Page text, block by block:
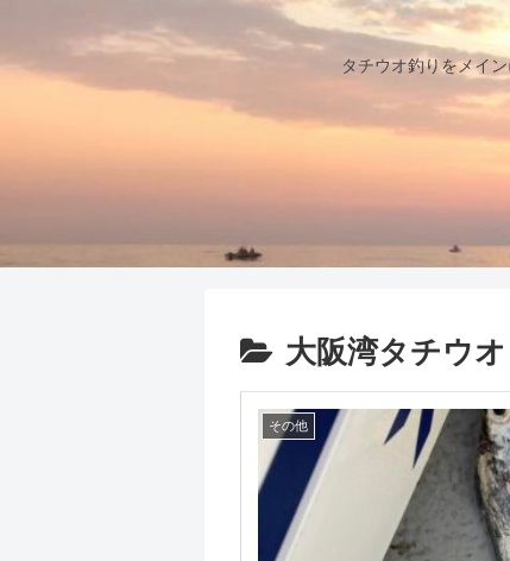
タチウオ釣りをメイ
大阪湾タチウオ
その他